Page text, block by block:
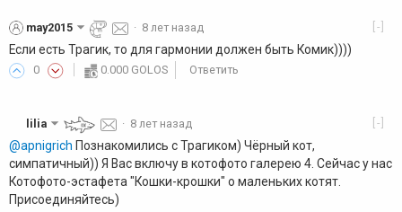
[-]
may2015 · 8 лет назад
Если есть Трагик, то для гармонии должен быть Комик))))
0 0.000 GOLOS Ответить
[-]
lilia · 8 лет назад
@apnigrich Познакомились с Трагиком) Чёрный кот,
симпатичный)) Я Вас включу в котофото галерею 4. Сейчас у нас
Котофото-эстафета "Кошки-крошки" о маленьких котят.
Присоединяйтесь)